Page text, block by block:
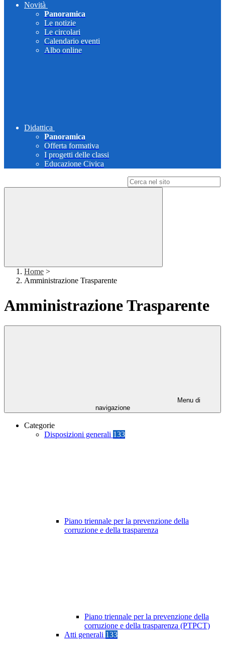
Novità
Panoramica
Le notizie
Le circolari
Calendario eventi
Albo online
Didattica
Panoramica
Offerta formativa
I progetti delle classi
Educazione Civica
Home >
Amministrazione Trasparente
Amministrazione Trasparente
Menu di
navigazione
Categorie
Disposizioni generali 133
Piano triennale per la prevenzione della
corruzione e della trasparenza
Piano triennale per la prevenzione della
corruzione e della trasparenza (PTPCT)
Atti generali 133